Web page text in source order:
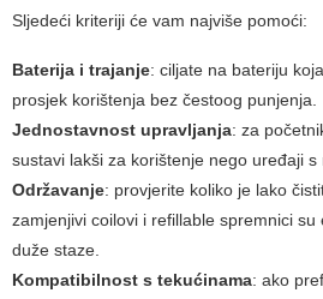
Sljedeći kriteriji će vam najviše pomoći:
Baterija i trajanje: ciljate na bateriju
prosjek korištenja bez čestoog punjenja.
Jednostavnost upravljanja: za
sustavi lakši za korištenje nego uređaji
Održavanje: provjerite koliko je lako
zamjenjivi coilovi i refillable spremnici
duže staze.
Kompatibilnost s tekućinama: ako